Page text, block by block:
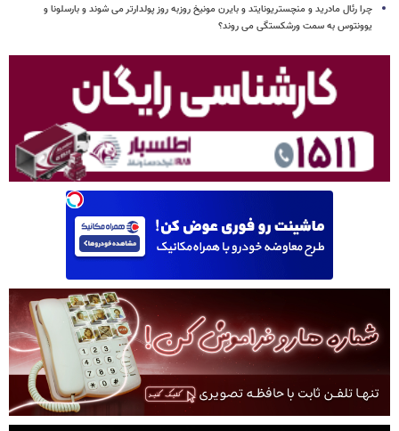
چرا رئال مادرید و منچستریونایتد و بایرن مونیخ روزبه روز پولدارتر می شوند و بارسلونا و
یوونتوس به سمت ورشکستگی می روند؟